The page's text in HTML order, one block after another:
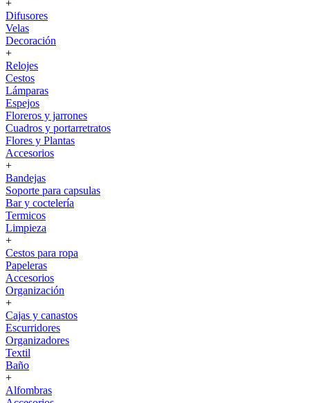
+
Difusores
Velas
Decoración
+
Relojes
Cestos
Lámparas
Espejos
Floreros y jarrones
Cuadros y portarretratos
Flores y Plantas
Accesorios
+
Bandejas
Soporte para capsulas
Bar y coctelería
Termicos
Limpieza
+
Cestos para ropa
Papeleras
Accesorios
Organización
+
Cajas y canastos
Escurridores
Organizadores
Textil
Baño
+
Alfombras